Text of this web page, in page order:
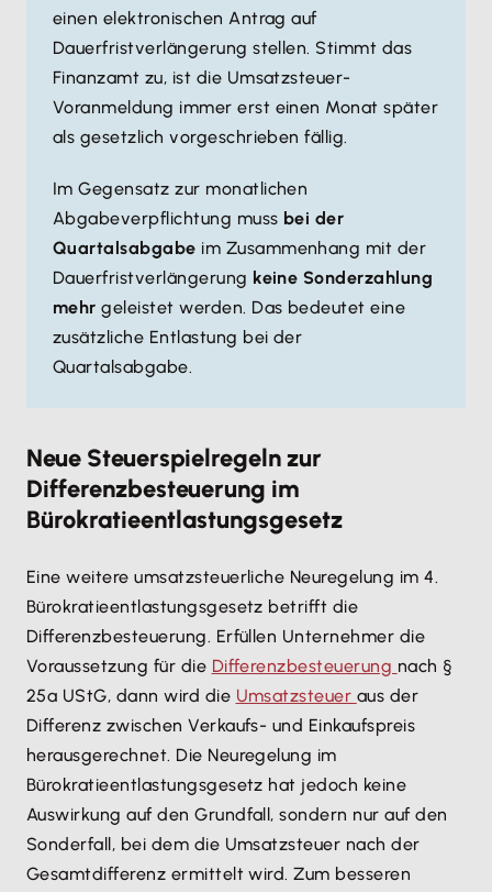
einen elektronischen Antrag auf
Dauerfristverlängerung stellen. Stimmt das
Finanzamt zu, ist die Umsatzsteuer-
Voranmeldung immer erst einen Monat später
als gesetzlich vorgeschrieben fällig.
Im Gegensatz zur monatlichen
Abgabeverpflichtung muss bei der
Quartalsabgabe im Zusammenhang mit der
Dauerfristverlängerung keine Sonderzahlung
mehrgeleistet werden. Das bedeutet eine
zusätzliche Entlastung bei der
Quartalsabgabe.
Neue Steuerspielregeln zur
Differenzbesteuerung im
Bürokratieentlastungsgesetz
Eine weitere umsatzsteuerliche Neuregelung im 4.
Bürokratieentlastungsgesetz betrifft die
Differenzbesteuerung. Erfüllen Unternehmer die
Voraussetzung für die Differenzbesteuerung nach §
25a UStG, dann wird die Umsatzsteuer aus der
Differenz zwischen Verkaufs- und Einkaufspreis
herausgerechnet. Die Neuregelung im
Bürokratieentlastungsgesetz hat jedoch keine
Auswirkung auf den Grundfall, sondern nur auf den
Sonderfall, bei dem die Umsatzsteuer nach der
Gesamtdifferenz ermittelt wird. Zum besseren